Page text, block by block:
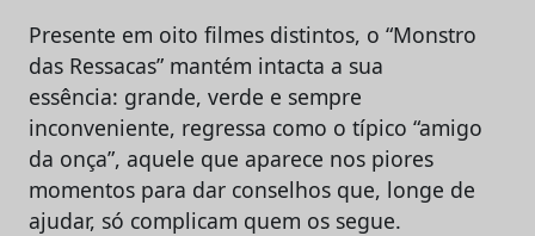
Presente em oito filmes distintos, o “Monstro
das Ressacas” mantém intacta a sua
essência: grande, verde e sempre
inconveniente, regressa como o típico “amigo
da onça”, aquele que aparece nos piores
momentos para dar conselhos que, longe de
ajudar, só complicam quem os segue.